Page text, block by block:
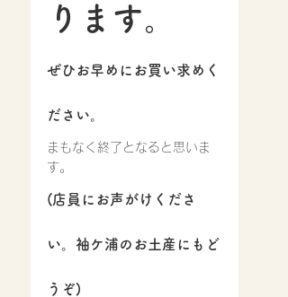
ります。
ぜひお早めにお買い求めく
ださい。
まもなく終了となると思いま
す。
(店員にお声がけくださ
い。袖ケ浦のお土産にもど
うぞ)